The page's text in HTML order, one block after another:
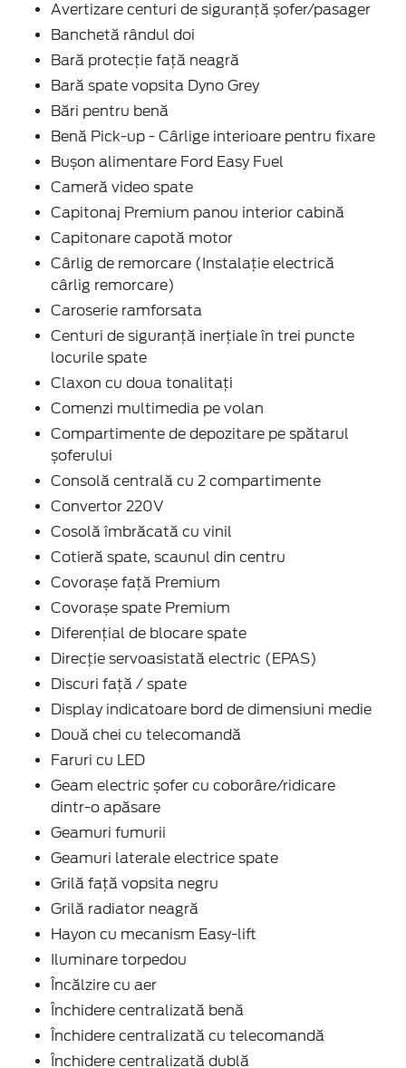
Avertizare centuri de siguranță șofer/pasager
Banchetă rândul doi
Bară protecție față neagră
Bară spate vopsita Dyno Grey
Bări pentru benă
Benă Pick-up - Cârlige interioare pentru fixare
Bușon alimentare Ford Easy Fuel
Cameră video spate
Capitonaj Premium panou interior cabină
Capitonare capotă motor
Cârlig de remorcare (Instalație electrică
cârlig remorcare)
Caroserie ramforsata
Centuri de siguranță inerțiale în trei puncte
locurile spate
Claxon cu doua tonalitați
Comenzi multimedia pe volan
Compartimente de depozitare pe spătarul
șoferului
Consolă centrală cu 2 compartimente
Convertor 220V
Cosolă îmbrăcată cu vinil
Cotieră spate, scaunul din centru
Covorașe față Premium
Covorașe spate Premium
Diferențial de blocare spate
Direcție servoasistată electric (EPAS)
Discuri față / spate
Display indicatoare bord de dimensiuni medie
Două chei cu telecomandă
Faruri cu LED
Geam electric șofer cu coborâre/ridicare
dintr-o apăsare
Geamuri fumurii
Geamuri laterale electrice spate
Grilă față vopsita negru
Grilă radiator neagră
Hayon cu mecanism Easy-lift
Iluminare torpedou
Încălzire cu aer
Închidere centralizată benă
Închidere centralizată cu telecomandă
Închidere centralizată dublă